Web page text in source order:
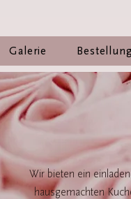
Galerie Bestellung
Wir bieten ein
hausgemachten